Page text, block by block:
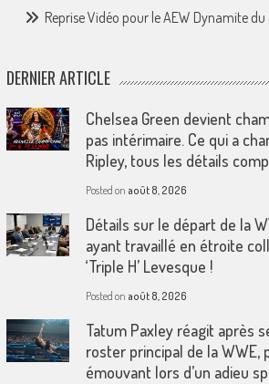
Reprise Vidéo pour le AEW Dynamite
DERNIER ARTICLE
Chelsea Green devient
pas intérimaire. Ce qui a
Ripley, tous les détails
Posted on août 8, 2026
Détails sur le départ de la
ayant travaillé en étroite
‘Triple H’ Levesque !
Posted on août 8, 2026
Tatum Paxley réagit après
roster principal de la WWE,
émouvant lors d’un adieu